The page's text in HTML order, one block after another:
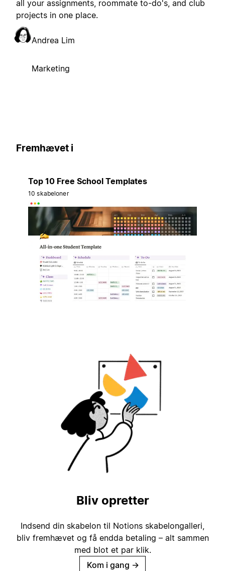
all your assignments, roommate to-do's, and club
projects in one place.
Andrea Lim
Marketing
Fremhævet i
Top 10 Free School Templates
10 skabeloner
Bliv opretter
Indsend din skabelon til Notions skabelongalleri,
bliv fremhævet og få endda betaling – alt sammen
med blot et par klik.
Kom i gang →